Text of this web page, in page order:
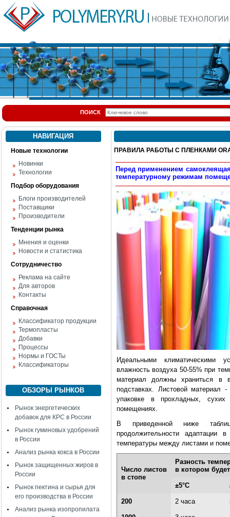
ПОИСК
НАВИГАЦИЯ
Новые технологии
Новинки
Технологии
Подбор оборудования
Блоги производителей
Поставщики
Производители
Тенденции рынка
Мнения и оценки
Новости и статистика
Сотрудничество
Реклама на сайте
Для авторов
Контакты
Справочная
Классификатор продукции
Термопласты
Добавки
Процессы
Нормы и ГОСТы
Классификаторы
ОБЗОРЫ РЫНКОВ
Рынок энергетических
добавок для КРС в России
Рынок гуминовых удобрений
в России
Анализ рынка кокса в России
Рынок защищенных жиров в
России
Рынок пектина и сырья для
его производства в России
Анализ рынка изопропилата
ПРАВИЛА РАБОТЫ С ПЛЕНКАМИ
Перед применением
температурному режимам
Идеальными климатическими
влажность воздуха 50-55% при
материал должны храниться в
подставках. Листовой материал
упаковке в прохладных,
помещениях.
В приведенной ниже
продолжительности адаптации
температуры между листами и
Число листов
в стопе
Разность
в котором
±5°С
200 2 часа